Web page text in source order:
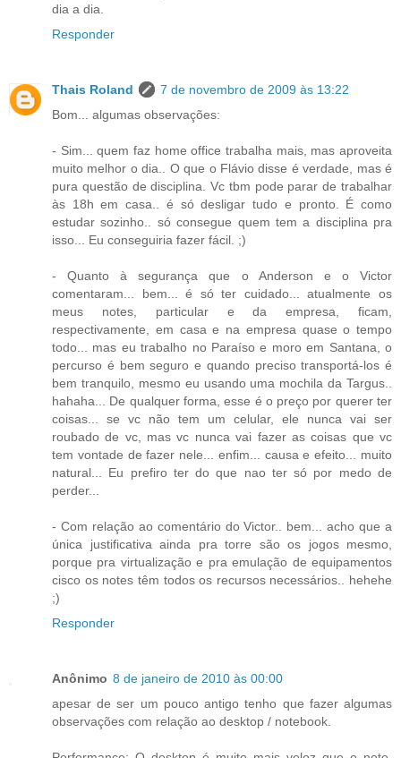
dia a dia.
Responder
Thais Roland
7 de novembro de 2009 às 13:22
Bom... algumas observações:
- Sim... quem faz home office trabalha mais, mas aproveita
muito melhor o dia.. O que o Flávio disse é verdade, mas é
pura questão de disciplina. Vc tbm pode parar de trabalhar
às 18h em casa.. é só desligar tudo e pronto. É como
estudar sozinho.. só consegue quem tem a disciplina pra
isso... Eu conseguiria fazer fácil. ;)
- Quanto à segurança que o Anderson e o Victor
comentaram... bem... é só ter cuidado... atualmente os
meus notes, particular e da empresa, ficam,
respectivamente, em casa e na empresa quase o tempo
todo... mas eu trabalho no Paraíso e moro em Santana, o
percurso é bem seguro e quando preciso transportá-los é
bem tranquilo, mesmo eu usando uma mochila da Targus..
hahaha... De qualquer forma, esse é o preço por querer ter
coisas... se vc não tem um celular, ele nunca vai ser
roubado de vc, mas vc nunca vai fazer as coisas que vc
tem vontade de fazer nele... enfim... causa e efeito... muito
natural... Eu prefiro ter do que nao ter só por medo de
perder...
- Com relação ao comentário do Victor.. bem... acho que a
única justificativa ainda pra torre são os jogos mesmo,
porque pra virtualização e pra emulação de equipamentos
cisco os notes têm todos os recursos necessários.. hehehe
;)
Responder
Anônimo 8 de janeiro de 2010 às 00:00
apesar de ser um pouco antigo tenho que fazer algumas
observações com relação ao desktop / notebook.